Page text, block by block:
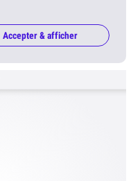
Accepter & afficher